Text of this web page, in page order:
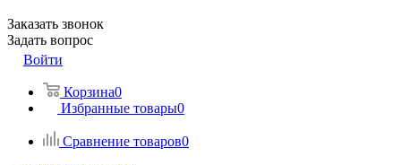
Заказать звонок
Задать вопрос
Войти
Корзина0
Избранные товары0
Сравнение товаров0